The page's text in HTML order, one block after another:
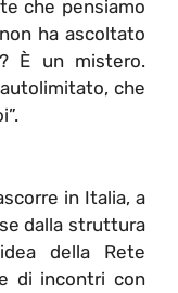
che pensiamo
ha ascoltato
È un mistero.
che
in Italia, a
dalla struttura
della Rete
di incontri con